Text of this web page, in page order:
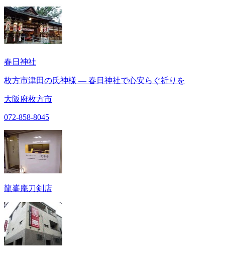
春日神社
枚方市津田の氏神様 ― 春日神社で心安らぐ祈りを
大阪府枚方市
072-858-8045
龍峯庵刀剣店